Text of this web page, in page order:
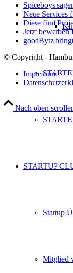
STARTUP
Startup
Mitglied
Spiceboys
Neue Services
Diese fünf
Jetzt
goodBytz
© Copyright -
Impressum
Nach oben